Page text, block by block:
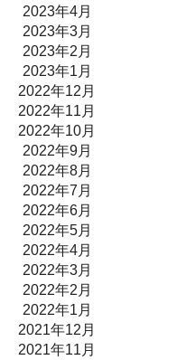
2023年4月
2023年3月
2023年2月
2023年1月
2022年12月
2022年11月
2022年10月
2022年9月
2022年8月
2022年7月
2022年6月
2022年5月
2022年4月
2022年3月
2022年2月
2022年1月
2021年12月
2021年11月